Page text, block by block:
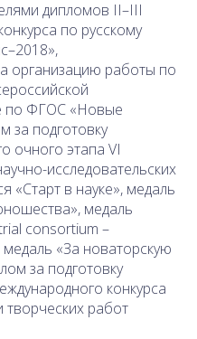
дипломов II–III
по русскому
организацию работы по
по ФГОС «Новые
за подготовку
очного этапа VI
исследовательских
«Старт в науке», медаль
медаль
consortium –
«За новаторскую
за подготовку
конкурса
творческих работ